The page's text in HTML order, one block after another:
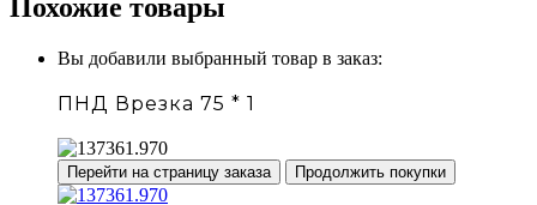
Похожие товары
Вы добавили выбранный товар в заказ:
ПНД Врезка 75 * 1
Перейти на страницу заказа Продолжить покупки